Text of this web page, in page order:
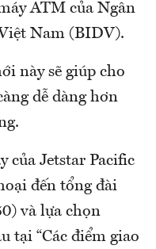
ATM của Ngân
Nam (BIDV).
này sẽ giúp cho
dễ dàng hơn
của Jetstar Pacific
đến tổng đài
và lựa chọn
tại “Các điểm giao